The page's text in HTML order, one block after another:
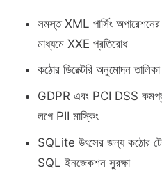
সমস্ত XML পার্সিং
মাধ্যমে XXE প্রতিরোধ
কঠোর ডিরেক্টরি অনুমোদন তালিকা
GDPR এবং PCI DSS
লগে PII মাস্কিং
SQLite উৎসের জন্য কঠোর
SQL ইনজেকশন সুরক্ষা